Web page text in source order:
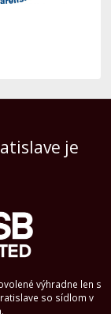
je
výhradne len s
so sídlom v